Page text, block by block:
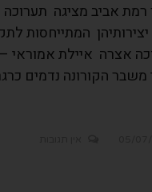
רמת אביב מציגה
את יצירותיהן
אצרה איילת אמוראי
הקורונה נדמים